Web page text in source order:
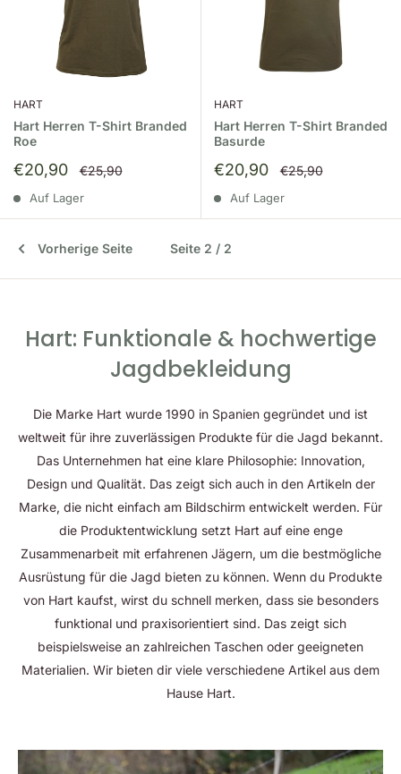
HART
Hart Herren T-Shirt Branded
Roe
Sonderpreis
€20,90 Normalpreis
€25,90
Auf Lager
HART
Hart Herren T-Shirt Branded
Basurde
Sonderpreis
€20,90 Normalpreis
€25,90
Auf Lager
Vorherige Seite Seite 2 / 2
Hart: Funktionale & hochwertige
Jagdbekleidung
Die Marke Hart wurde 1990 in Spanien gegründet und ist
weltweit für ihre zuverlässigen Produkte für die Jagd bekannt.
Das Unternehmen hat eine klare Philosophie: Innovation,
Design und Qualität. Das zeigt sich auch in den Artikeln der
Marke, die nicht einfach am Bildschirm entwickelt werden. Für
die Produktentwicklung setzt Hart auf eine enge
Zusammenarbeit mit erfahrenen Jägern, um die bestmögliche
Ausrüstung für die Jagd bieten zu können. Wenn du Produkte
von Hart kaufst, wirst du schnell merken, dass sie besonders
funktional und praxisorientiert sind. Das zeigt sich
beispielsweise an zahlreichen Taschen oder geeigneten
Materialien. Wir bieten dir viele verschiedene Artikel aus dem
Hause Hart.